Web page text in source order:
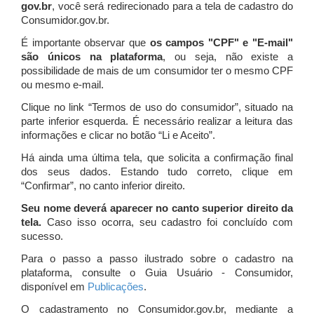
gov.br, você será redirecionado para a tela de cadastro do
Consumidor.gov.br.
É importante observar que os campos "CPF" e "E-mail"
são únicos na plataforma, ou seja, não existe a
possibilidade de mais de um consumidor ter o mesmo CPF
ou mesmo e-mail.
Clique no link “Termos de uso do consumidor”, situado na
parte inferior esquerda. É necessário realizar a leitura das
informações e clicar no botão “Li e Aceito”.
Há ainda uma última tela, que solicita a confirmação final
dos seus dados. Estando tudo correto, clique em
“Confirmar”, no canto inferior direito.
Seu nome deverá aparecer no canto superior direito da
tela. Caso isso ocorra, seu cadastro foi concluído com
sucesso.
Para o passo a passo ilustrado sobre o cadastro na
plataforma, consulte o Guia Usuário - Consumidor,
disponível em Publicações.
O cadastramento no Consumidor.gov.br, mediante a